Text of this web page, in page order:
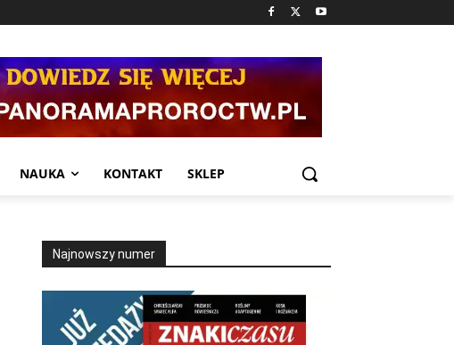
NAUKA KONTAKT SKLEP
Najnowszy numer